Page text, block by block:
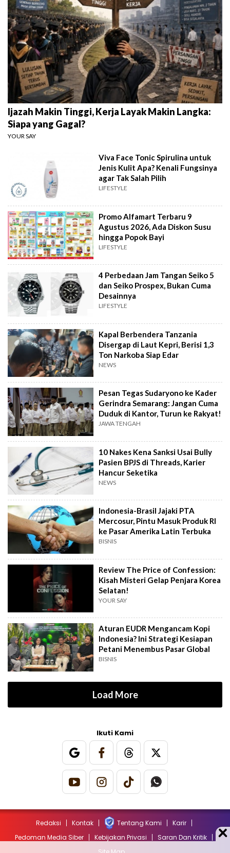
Ijazah Makin Tinggi, Kerja Layak Makin Langka:
Siapa yang Gagal?
YOUR SAY
Viva Face Tonic Spirulina untuk
Jenis Kulit Apa? Kenali Fungsinya
agar Tak Salah Pilih
LIFESTYLE
Promo Alfamart Terbaru 9
Agustus 2026, Ada Diskon Susu
hingga Popok Bayi
LIFESTYLE
4 Perbedaan Jam Tangan Seiko 5
dan Seiko Prospex, Bukan Cuma
Desainnya
LIFESTYLE
Kapal Berbendera Tanzania
Disergap di Laut Kepri, Berisi 1,3
Ton Narkoba Siap Edar
NEWS
Pesan Tegas Sudaryono ke Kader
Gerindra Semarang: Jangan Cuma
Duduk di Kantor, Turun ke Rakyat!
JAWA TENGAH
10 Nakes Kena Sanksi Usai Bully
Pasien BPJS di Threads, Karier
Hancur Seketika
NEWS
Indonesia-Brasil Jajaki PTA
Mercosur, Pintu Masuk Produk RI
ke Pasar Amerika Latin Terbuka
BISNIS
Review The Price of Confession:
Kisah Misteri Gelap Penjara Korea
Selatan!
YOUR SAY
Aturan EUDR Mengancam Kopi
Indonesia? Ini Strategi Kesiapan
Petani Menembus Pasar Global
BISNIS
Load More
Ikuti Kami
Redaksi Kontak Tentang Kami
Karir
Pedoman Media Siber
Kebijakan Privasi
Saran Dan Kritik